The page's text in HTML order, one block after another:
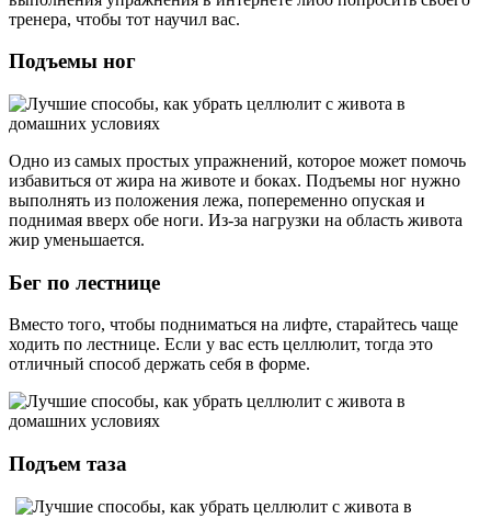
тренера, чтобы тот научил вас.
Подъемы ног
Одно из самых простых упражнений, которое может помочь
избавиться от жира на животе и боках. Подъемы ног нужно
выполнять из положения лежа, попеременно опуская и
поднимая вверх обе ноги. Из-за нагрузки на область живота
жир уменьшается.
Бег по лестнице
Вместо того, чтобы подниматься на лифте, старайтесь чаще
ходить по лестнице. Если у вас есть целлюлит, тогда это
отличный способ держать себя в форме.
Подъем таза